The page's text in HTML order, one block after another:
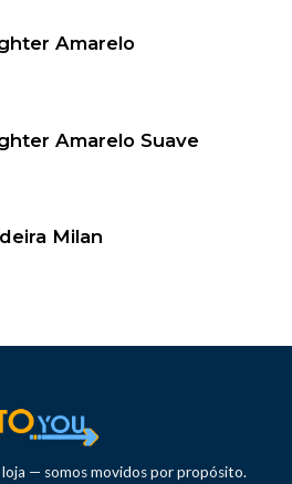
Amarelo
Amarelo Suave
Milan
— somos movidos por propósito.